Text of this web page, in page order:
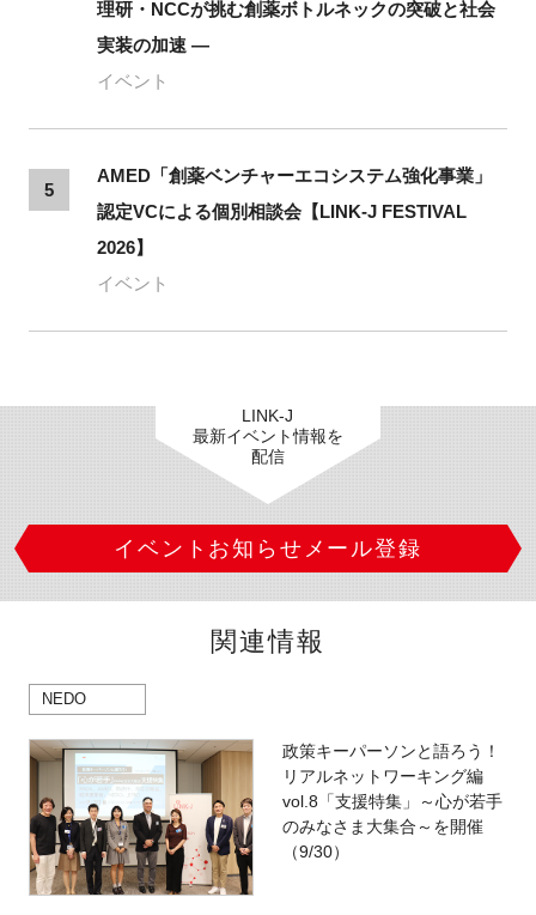
理研・NCCが挑む創薬ボトルネックの突破と社会
実装の加速 ―
イベント
5
AMED「創薬ベンチャーエコシステム強化事業」
認定VCによる個別相談会【LINK-J FESTIVAL
2026】
イベント
LINK-J
最新イベント情報を
配信
イベントお知らせメール登録
関連情報
NEDO
政策キーパーソンと語ろう！
リアルネットワーキング編
vol.8「支援特集」～心が若手
のみなさま大集合～を開催
（9/30）